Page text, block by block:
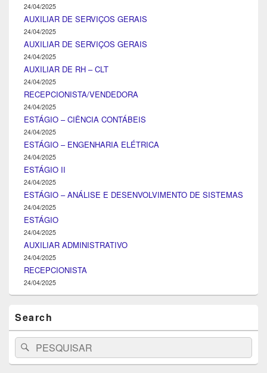
24/04/2025
AUXILIAR DE SERVIÇOS GERAIS
24/04/2025
AUXILIAR DE SERVIÇOS GERAIS
24/04/2025
AUXILIAR DE RH – CLT
24/04/2025
RECEPCIONISTA/VENDEDORA
24/04/2025
ESTÁGIO – CIÊNCIA CONTÁBEIS
24/04/2025
ESTÁGIO – ENGENHARIA ELÉTRICA
24/04/2025
ESTÁGIO II
24/04/2025
ESTÁGIO – ANÁLISE E DESENVOLVIMENTO DE SISTEMAS
24/04/2025
ESTÁGIO
24/04/2025
AUXILIAR ADMINISTRATIVO
24/04/2025
RECEPCIONISTA
24/04/2025
Search
Search
for:
Pesquisar